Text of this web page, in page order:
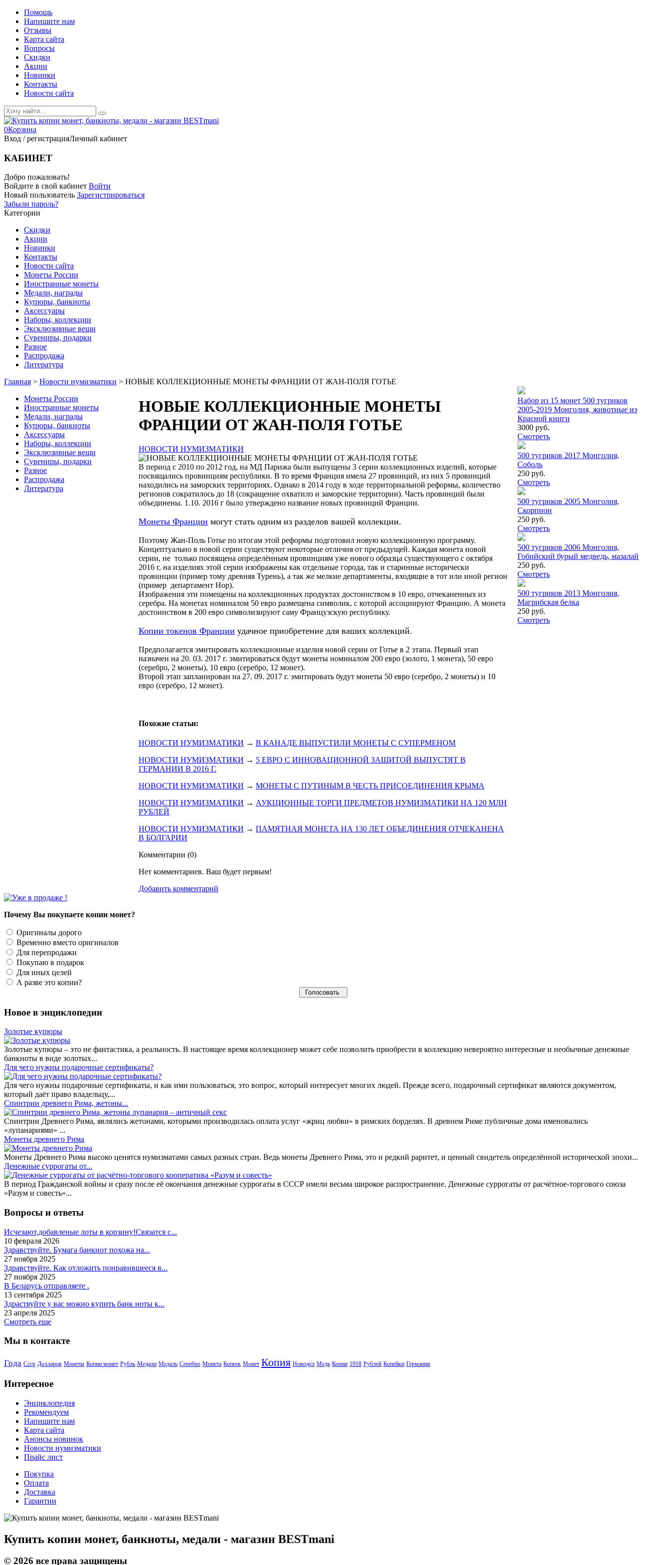
Помощь
Напишите нам
Отзывы
Карта сайта
Вопросы
Скидки
Акции
Новинки
Контакты
Новости сайта
0Корзина
Вход / регистрацияЛичный кабинет
КАБИНЕТ
Добро пожаловать!
Войдите в свой кабинет Войти
Новый пользователь Зарегистрироваться
Забыли пароль?
Категории
Скидки
Акции
Новинки
Контакты
Новости сайта
Монеты России
Иностранные монеты
Медали, награды
Купюры, банкноты
Аксессуары
Наборы, коллекции
Эксклюзивные вещи
Сувениры, подарки
Разное
Распродажа
Литература
Главная > Новости нумизматики > НОВЫЕ КОЛЛЕКЦИОННЫЕ МОНЕТЫ ФРАНЦИИ ОТ ЖАН-ПОЛЯ ГОТЬЕ
НОВЫЕ КОЛЛЕКЦИОННЫЕ МОНЕТЫ
ФРАНЦИИ ОТ ЖАН-ПОЛЯ ГОТЬЕ
НОВОСТИ НУМИЗМАТИКИ
В период с 2010 по 2012 год, на МД Парижа были выпущены 3 серии коллекционных изделий, которые
посвящались провинциям республики. В то время Франция имела 27 провинций, из них 5 провинций
находились на заморских территориях. Однако в 2014 году в ходе территориальной реформы, количество
регионов сократилось до 18 (сокращение охватило и заморские территории). Часть провинций были
объединены. 1.10. 2016 г было утверждено название новых провинций Франции.
Монеты Франции могут стать одним из разделов вашей коллекции.
Поэтому Жан-Поль Готье по итогам этой реформы подготовил новую коллекционную программу.
Концептуально в новой серии существуют некоторые отличия от предыдущей. Каждая монета новой
серии, не только посвящена определённым провинциям уже нового образца существующего с октября
2016 г, на изделиях этой серии изображены как отдельные города, так и старинные исторически
провинции (пример тому древняя Турень), а так же мелкие департаменты, входящие в тот или иной регион
(пример департамент Нор).
Изображения эти помещены на коллекционных продуктах достоинством в 10 евро, отчеканенных из
серебра. На монетах номиналом 50 евро размещена символик, с которой ассоциируют Францию. А монета
достоинством в 200 евро символизируют саму Французскую республику.
Копии токенов Франции удачное приобретение для ваших коллекций.
Предполагается эмитировать коллекционные изделия новой серии от Готье в 2 этапа. Первый этап
назначен на 20. 03. 2017 г. эмитироваться будут монеты номиналом 200 евро (золото, 1 монета), 50 евро
(серебро, 2 монеты), 10 евро (серебро, 12 монет).
Второй этап запланирован на 27. 09. 2017 г. эмитировать будут монеты 50 евро (серебро, 2 монеты) и 10
евро (серебро, 12 монет).
Похожие статьи:
НОВОСТИ НУМИЗМАТИКИ → В КАНАДЕ ВЫПУСТИЛИ МОНЕТЫ С СУПЕРМЕНОМ
НОВОСТИ НУМИЗМАТИКИ → 5 ЕВРО С ИННОВАЦИОННОЙ ЗАЩИТОЙ ВЫПУСТЯТ В
ГЕРМАНИИ В 2016 Г.
НОВОСТИ НУМИЗМАТИКИ → МОНЕТЫ С ПУТИНЫМ В ЧЕСТЬ ПРИСОЕДИНЕНИЯ КРЫМА
НОВОСТИ НУМИЗМАТИКИ → АУКЦИОННЫЕ ТОРГИ ПРЕДМЕТОВ НУМИЗМАТИКИ НА 120 МЛН
РУБЛЕЙ
НОВОСТИ НУМИЗМАТИКИ → ПАМЯТНАЯ МОНЕТА НА 130 ЛЕТ ОБЪЕДИНЕНИЯ ОТЧЕКАНЕНА
В БОЛГАРИИ
Комментарии (0)
Нет комментариев. Ваш будет первым!
Добавить комментарий
Монеты России
Иностранные монеты
Медали, награды
Купюры, банкноты
Аксессуары
Наборы, коллекции
Эксклюзивные вещи
Сувениры, подарки
Разное
Распродажа
Литература
Набор из 15 монет 500 тугриков
2005-2019 Монголия, животные из
Красной книги
3000 руб.
Смотреть
500 тугриков 2017 Монголия,
Соболь
250 руб.
Смотреть
500 тугриков 2005 Монголия,
Скорпион
250 руб.
Смотреть
500 тугриков 2006 Монголия,
Гобийский бурый медведь, мазалай
250 руб.
Смотреть
500 тугриков 2013 Монголия,
Магрибская белка
250 руб.
Смотреть
Почему Вы покупаете копии монет?
Оригиналы дорого
Временно вместо оригиналов
Для перепродажи
Покупаю в подарок
Для иных целей
А разве это копии?
Новое в энциклопедии
Золотые купюры
Золотые купюры – это не фантастика, а реальность. В настоящее время коллекционер может себе позволить приобрести в коллекцию невероятно интересные и необычные денежные
банкноты в виде золотых...
​Для чего нужны подарочные сертификаты?
Для чего нужны подарочные сертификаты, и как ими пользоваться, это вопрос, который интересует многих людей. Прежде всего, подарочный сертификат являются документом,
который даёт право владельцу,...
Спинтрии древнего Рима, жетоны...
Спинтрии Древнего Рима, являлись жетонами, которыми производилась оплата услуг «жриц любви» в римских борделях. В древнем Риме публичные дома именовались
«лупанариями» ...
Монеты древнего Рима
Монеты Древнего Рима высоко ценятся нумизматами самых разных стран. Ведь монеты Древнего Рима, это и редкий раритет, и ценный свидетель определённой исторической эпохи...
Денежные суррогаты от...
В период Гражданской войны и сразу после её окончания денежные суррогаты в СССР имели весьма широкое распространение. Денежные суррогаты от расчётное-торгового союза
«Разум и совесть»...
Вопросы и ответы
Исчезают,добавленые лоты в корзину!Связатся с...
10 февраля 2026
Здравствуйте. Бумага банкнот похожа на...
27 ноября 2025
Здравствуйте. Как отложить понравившееся в...
27 ноября 2025
В Беларусь отправляете .
13 сентября 2025
Здраствуйте у вас можно купить банк ноты к...
23 апреля 2025
Смотреть еще
Мы в контакте
Года Ссср Долларов Монеты Копии монет Рубль Медали Медаль Серебро Монета Копеек Монет Копия Новодел Медь Копии 1918 Рублей Копейки Германия
Интересное
Энциклопедия
Рекомендуем
Напишите нам
Карта сайта
Анонсы новинок
Новости нумизматики
Прайс лист
Покупка
Оплата
Доставка
Гарантии
Купить копии монет, банкноты, медали - магазин BESTmani
© 2026 все права защищены